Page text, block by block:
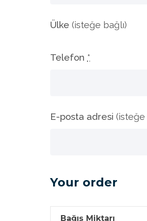
Ülke (isteğe bağlı)
Telefon *
E-posta adresi (isteğe
Your order
Bağış Miktarı